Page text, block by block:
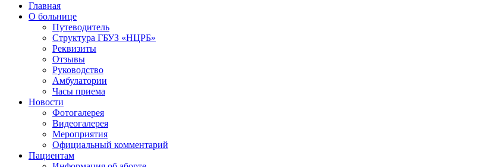
Главная
О больнице
Путеводитель
Структура ГБУЗ «НЦРБ»
Реквизиты
Отзывы
Руководство
Амбулатории
Часы приема
Новости
Фотогалерея
Видеогалерея
Мероприятия
Официальный комментарий
Пациентам